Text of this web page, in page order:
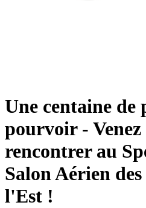
Une centaine de
pourvoir - Venez
rencontrer au
Salon Aérien
l'Est !